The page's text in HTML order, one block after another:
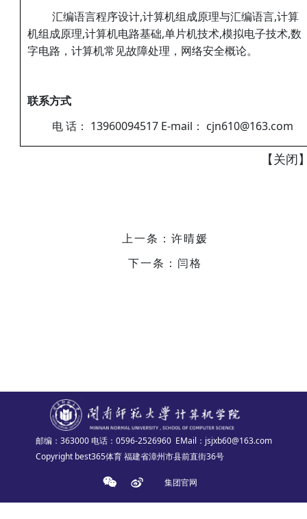
汇编语言程序设计,计算机组成原理与汇编语言,计算
机组成原理,计算机电路基础,单片机技术,模拟电子技术,数
字电路，计算机常见故障处理，网络安全概论。
联系方式
电 话： 13960094517 E-mail： cjn610@163.com
【关闭
上一条：许晴媛
下一条：闫格
邮编：363000 电话：0596-2526960 EMail：jsjxb60@163.com
Copyright best365体育 福建省漳州市县前直街36号
集团官网